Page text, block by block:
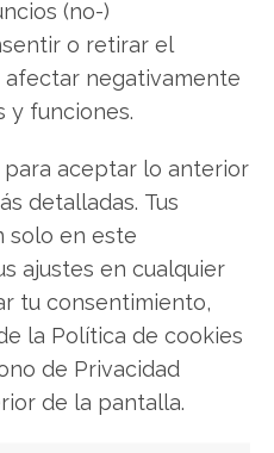
(no-)
o retirar el
negativamente
y funciones.
aceptar lo anterior
detalladas. Tus
solo en este
ajustes en cualquier
tu consentimiento,
la Política de cookies
de Privacidad
de la pantalla.
enlace
AUTOR
Torres Díaz
especializado en